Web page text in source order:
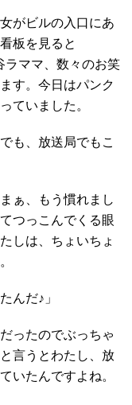
がビルの入口にあ
板を見ると
ラママ、数々のお笑
す。今日はパンク
ていました。
も、放送局でもこ
ぁ、もう慣れまし
つっこんでくる眼
しは、ちょいちょ
んだ♪」
ったのでぶっちゃ
言うとわたし、放
いたんですよね。